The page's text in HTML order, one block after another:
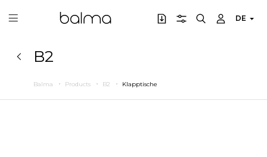
DE
B2
Balma Products B2 Klapptische